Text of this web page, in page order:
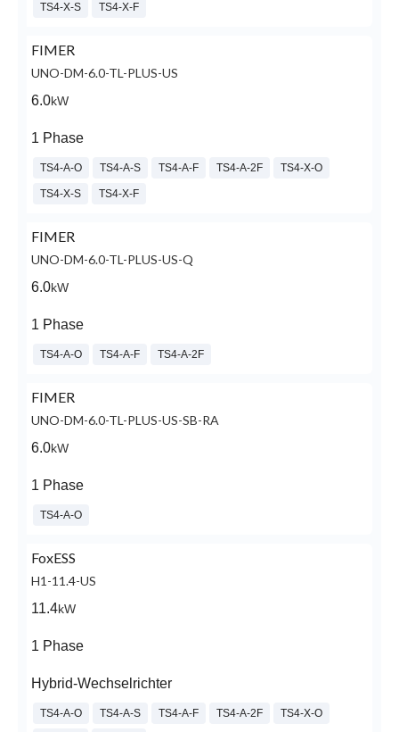
TS4-X-S TS4-X-F
FIMER
UNO-DM-6.0-TL-PLUS-US
6.0kW
1 Phase
TS4-A-O TS4-A-S TS4-A-F TS4-A-2F TS4-X-O
TS4-X-S TS4-X-F
FIMER
UNO-DM-6.0-TL-PLUS-US-Q
6.0kW
1 Phase
TS4-A-O TS4-A-F TS4-A-2F
FIMER
UNO-DM-6.0-TL-PLUS-US-SB-RA
6.0kW
1 Phase
TS4-A-O
FoxESS
H1-11.4-US
11.4kW
1 Phase
Hybrid-Wechselrichter
TS4-A-O TS4-A-S TS4-A-F TS4-A-2F TS4-X-O